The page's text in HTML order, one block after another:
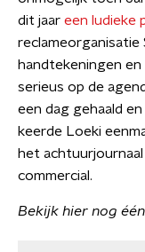
dit jaar een ludieke
reclameorganisatie
handtekeningen
serieus op de
een dag gehaald
keerde Loeki
het
commercial.
Bekijk hier nog